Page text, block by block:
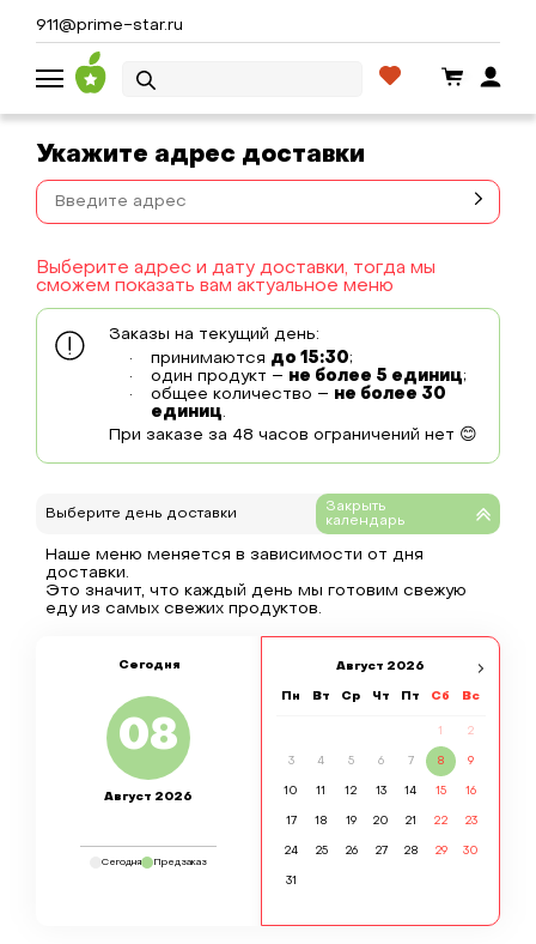
911@prime-star.ru
Укажите адрес доставки
Выберите адрес и дату доставки, тогда мы
сможем показать вам актуальное меню
Заказы на текущий день:
принимаются до 15:30;
один продукт – не более 5 единиц;
общее количество – не более 30
единиц.
При заказе за 48 часов ограничений нет 😊
Выберите день доставки
Наше меню меняется в зависимости от дня
доставки.
Это значит, что каждый день мы готовим свежую
еду из самых свежих продуктов.
Сегодня
08
Август 2026
Сегодня Предзаказ
Август 2026
Пн Вт Ср Чт Пт Сб Вс
1 2
3 4 5 6 7 8 9
10 11 12 13 14 15 16
17 18 19 20 21 22 23
24 25 26 27 28 29 30
31